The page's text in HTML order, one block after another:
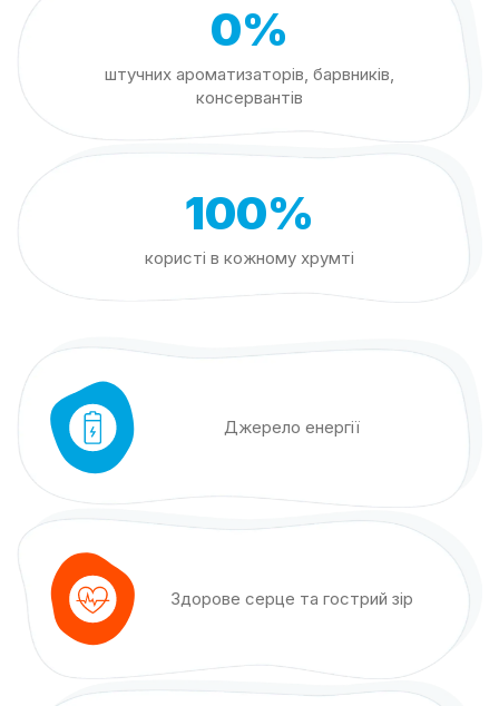
Джерело енергії
Здорове серце та гострий зір
0%
штучних ароматизаторів, барвників,
консервантів
100%
користі в кожному хрумті